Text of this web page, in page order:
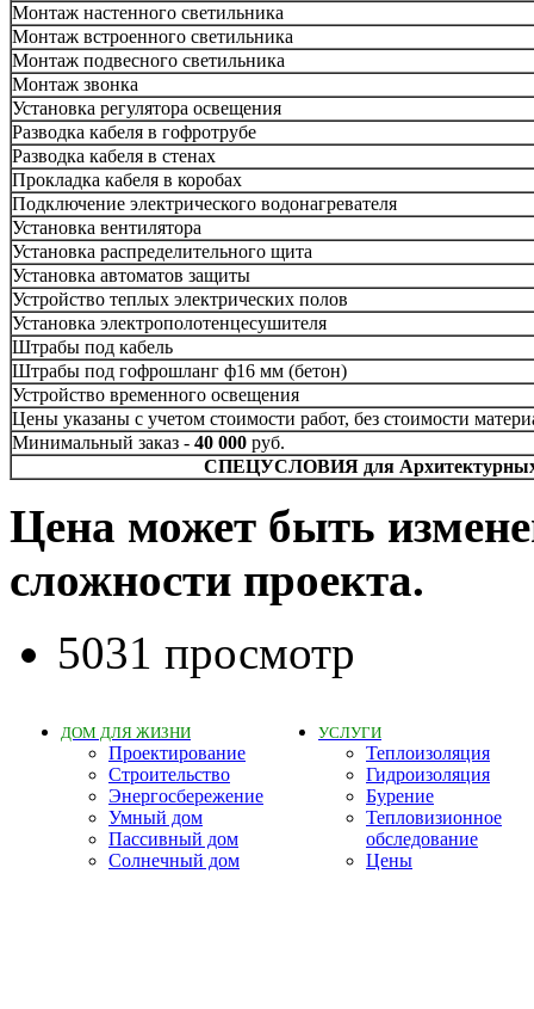
Монтаж настенного светильника
Монтаж встроенного светильника
Монтаж подвесного светильника
Монтаж звонка
Установка регулятора освещения
Разводка кабеля в гофротрубе
Разводка кабеля в стенах
Прокладка кабеля в коробах
Подключение электрического водонагревателя
Установка вентилятора
Установка распределительного щита
Установка автоматов защиты
Устройство теплых электрических полов
Установка электрополотенцесушителя
Штрабы под кабель
Штрабы под гофрошланг ф16 мм (бетон)
Устройство временного освещения
Цены указаны с учетом стоимости работ, без стоимости
Минимальный заказ - 40 000 руб.
СПЕЦУСЛОВИЯ для Архитектурных
Цена может быть
сложности проекта.
5031 просмотр
ДОМ ДЛЯ ЖИЗНИ
Проектирование
Строительство
Энергосбережение
Умный дом
Пассивный дом
Солнечный дом
УСЛУГИ
Теплоизоляция
Гидроизоляция
Бурение
Тепловизионное
обследование
Цены